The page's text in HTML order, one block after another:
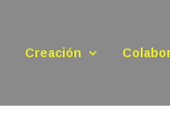
Creación